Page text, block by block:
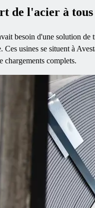
de l'acier à
besoin d'une solution de
Ces usines se situent à
chargements complets.